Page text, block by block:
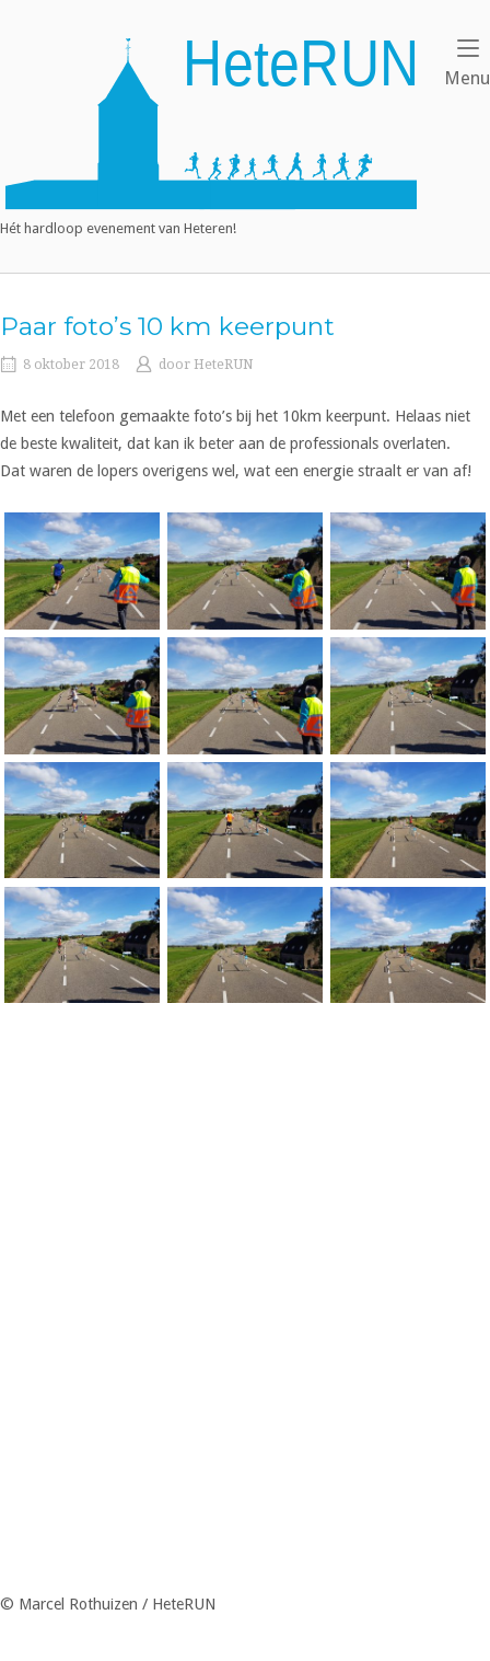
Hét hardloop evenement van Heteren!
Menu
Paar foto’s 10 km keerpunt
8 oktober 2018 door HeteRUN
Met een telefoon gemaakte foto’s bij het 10km keerpunt. Helaas niet
de beste kwaliteit, dat kan ik beter aan de professionals overlaten.
Dat waren de lopers overigens wel, wat een energie straalt er van af!
© Marcel Rothuizen / HeteRUN